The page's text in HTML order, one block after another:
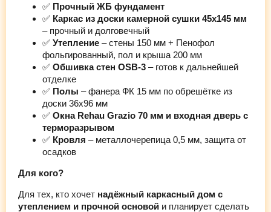
✅ Прочный ЖБ фундамент
✅ Каркас из доски камерной сушки 45х145 мм
– прочный и долговечный
✅ Утепление – стены 150 мм + Пенофол
фольгированный, пол и крыша 200 мм
✅ Обшивка стен OSB-3 – готов к дальнейшей
отделке
✅ Полы – фанера ФК 15 мм по обрешётке из
доски 36х96 мм
✅ Окна Rehau Grazio 70 мм и входная дверь с
терморазрывом
✅ Кровля – металлочерепица 0,5 мм, защита от
осадков
Для кого?
Для тех, кто хочет надёжный каркасный дом с
утеплением и прочной основой и планирует сделать